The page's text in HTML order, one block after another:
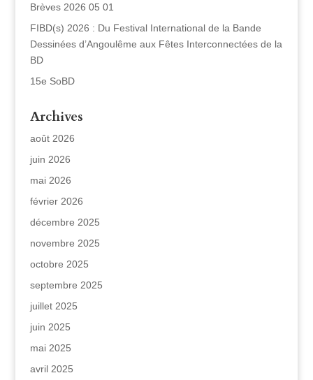
Brèves 2026 05 01
FIBD(s) 2026 : Du Festival International de la Bande
Dessinées d’Angoulême aux Fêtes Interconnectées de la
BD
15e SoBD
Archives
août 2026
juin 2026
mai 2026
février 2026
décembre 2025
novembre 2025
octobre 2025
septembre 2025
juillet 2025
juin 2025
mai 2025
avril 2025